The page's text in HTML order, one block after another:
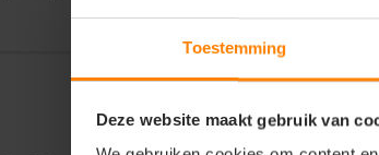
Toestemming
Deze website maakt gebruik van